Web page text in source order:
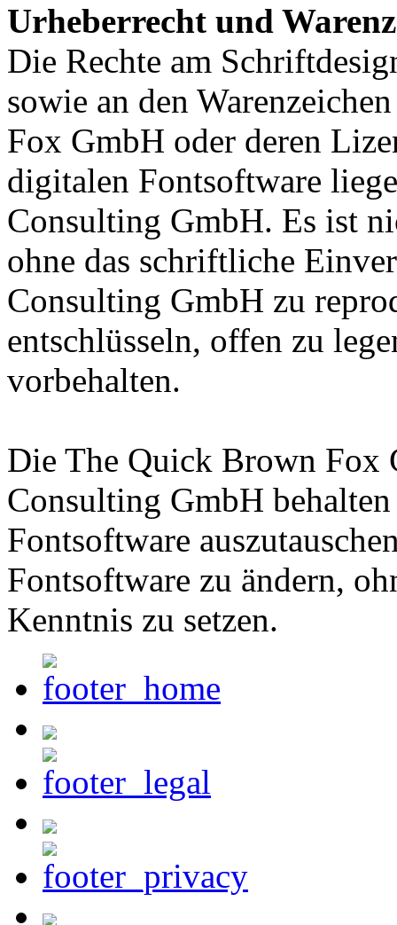
Urheberrecht und
Die Rechte am
sowie an den
Fox GmbH oder deren
digitalen Fontsoftware
Consulting GmbH. Es ist
ohne das schriftliche
Consulting GmbH zu
entschlüsseln, offen zu
vorbehalten.
Die The Quick Brown Fox
Consulting GmbH
Fontsoftware
Fontsoftware zu ändern,
Kenntnis zu setzen.